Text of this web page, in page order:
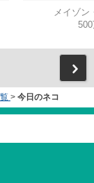
メイゾン
> 今日のネコ